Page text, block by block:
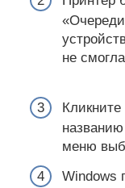
не
названию
меню
Windows